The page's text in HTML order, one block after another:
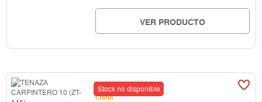
VER PRODUCTO
Stock no disponible
CHINA